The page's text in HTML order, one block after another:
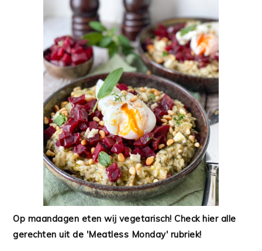
Op maandagen eten wij vegetarisch! Check hier alle
gerechten uit de 'Meatless Monday' rubriek!